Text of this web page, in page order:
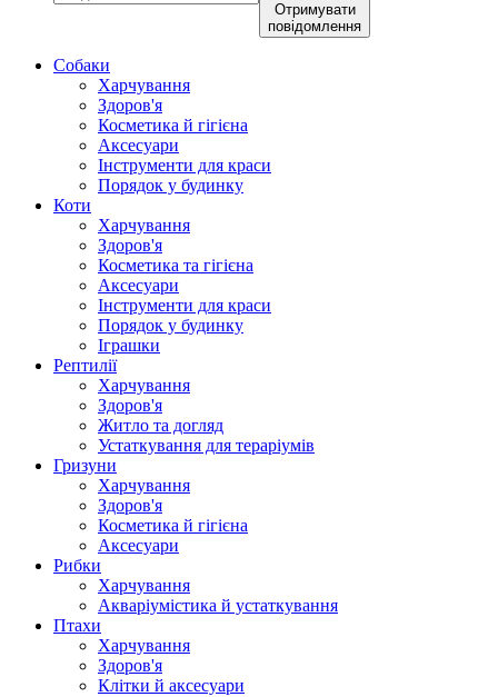
Отримувати
повідомлення
Собаки
Харчування
Здоров'я
Косметика й гігієна
Аксесуари
Інструменти для краси
Порядок у будинку
Коти
Харчування
Здоров'я
Косметика та гігієна
Аксесуари
Інструменти для краси
Порядок у будинку
Іграшки
Рептилії
Харчування
Здоров'я
Житло та догляд
Устаткування для тераріумів
Гризуни
Харчування
Здоров'я
Косметика й гігієна
Аксесуари
Рибки
Харчування
Акваріумістика й устаткування
Птахи
Харчування
Здоров'я
Клітки й аксесуари